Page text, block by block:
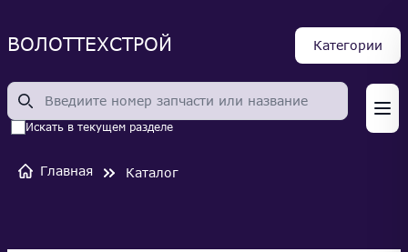
ВОЛОТТЕХСТРОЙ Категории
Искать в текущем разделе
Главная Каталог